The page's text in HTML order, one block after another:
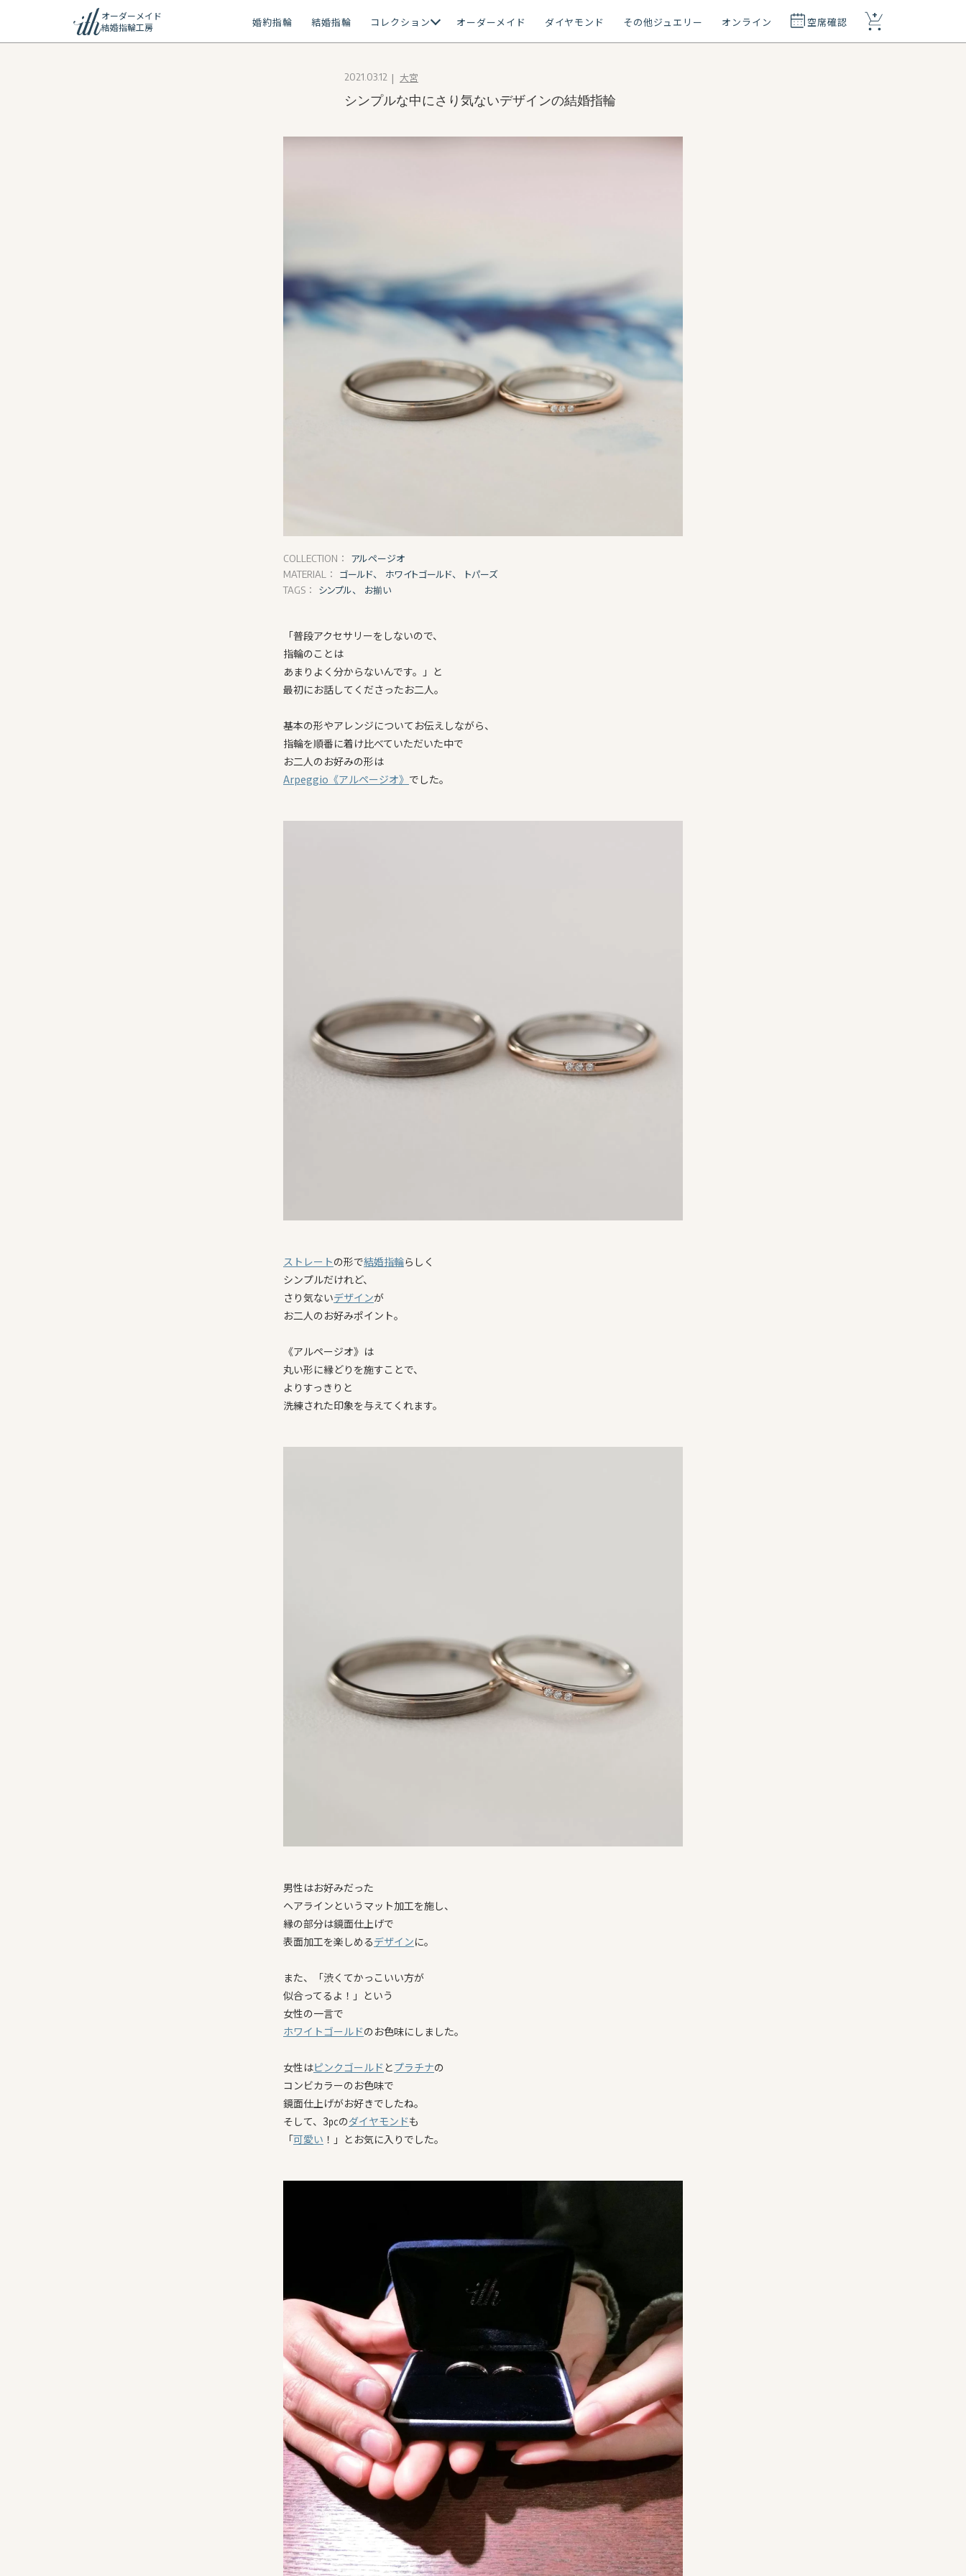
オーダーメイド
結婚指輪工房
婚約指輪 結婚指輪 コレクション オーダーメイド ダイヤモンド その他ジュエリー オンライン 空席確認
+
2021.03.12 大宮
シンプルな中にさり気ないデザインの結婚指輪
COLLECTION： アルページオ
MATERIAL： ゴールド、 ホワイトゴールド、 トパーズ
TAGS： シンプル、 お揃い
「普段アクセサリーをしないので、
指輪のことは
あまりよく分からないんです。」と
最初にお話してくださったお二人。
基本の形やアレンジについてお伝えしながら、
指輪を順番に着け比べていただいた中で
お二人のお好みの形は
Arpeggio《アルページオ》 でした。
ストレートの形で結婚指輪らしく
シンプルだけれど、
さり気ないデザインが
お二人のお好みポイント。
《アルページオ》は
丸い形に縁どりを施すことで、
よりすっきりと
洗練された印象を与えてくれます。
男性はお好みだった
ヘアラインというマット加工を施し、
縁の部分は鏡面仕上げで
表面加工を楽しめるデザインに。
また、「渋くてかっこいい方が
似合ってるよ！」という
女性の一言で
ホワイトゴールドのお色味にしました。
女性はピンクゴールド とプラチナの
コンビカラーのお色味で
鏡面仕上げがお好きでしたね。
そして、3㍶のダイヤモンドも
「可愛い ！」とお気に入りでした。